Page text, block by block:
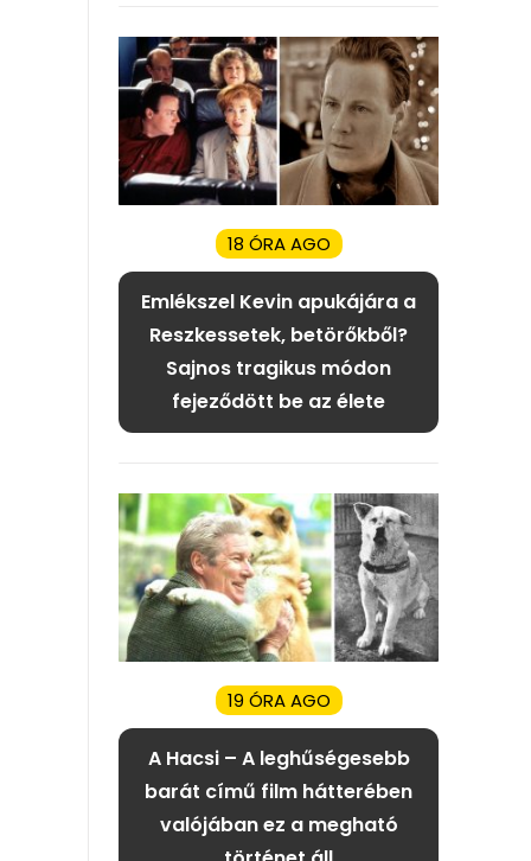
18 ÓRA AGO
Emlékszel Kevin apukájára a
Reszkessetek, betörőkből?
Sajnos tragikus módon
fejeződött be az élete
19 ÓRA AGO
A Hacsi – A leghűségesebb
barát című film hátterében
valójában ez a megható